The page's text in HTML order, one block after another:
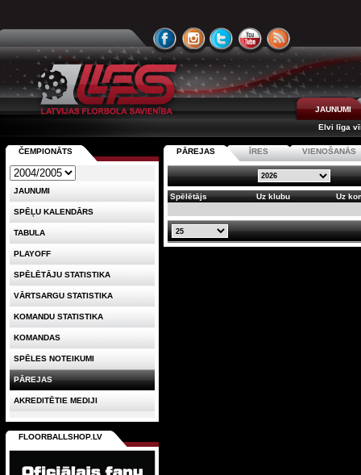
JAUNUMI
Elvi līga
PĀREJAS ĪRES VIENOŠANĀS
Spēlētājs Uz klubu Uz
ČEMPIONĀTS
JAUNUMI
SPĒĻU KALENDĀRS
TABULA
PLAYOFF
SPĒLĒTĀJU STATISTIKA
VĀRTSARGU STATISTIKA
KOMANDU STATISTIKA
KOMANDAS
SPĒLES NOTEIKUMI
PĀREJAS
AKREDITĒTIE MEDIJI
FLOORBALLSHOP.LV